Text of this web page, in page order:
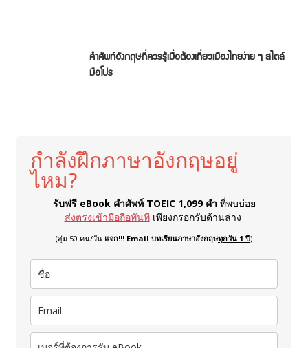
คำศัพท์อังกฤษที่ควรรู้เมื่อต้องเที่ยวเมืองไทยง่าย ๆ สไตล์
มือโปร
กำลังฝึกภาษาอังกฤษอยู่
ไหม?
รับฟรี eBook คำศัพท์ TOEIC 1,099 คำ ที่พบบ่อย
ส่งตรงเข้ามือถือทันที เพียงกรอกรับด้านล่าง
(สุ่ม 50 คน/วัน แจก!!! Email บทเรียนภาษาอังกฤษทุกวัน 1 ปี)